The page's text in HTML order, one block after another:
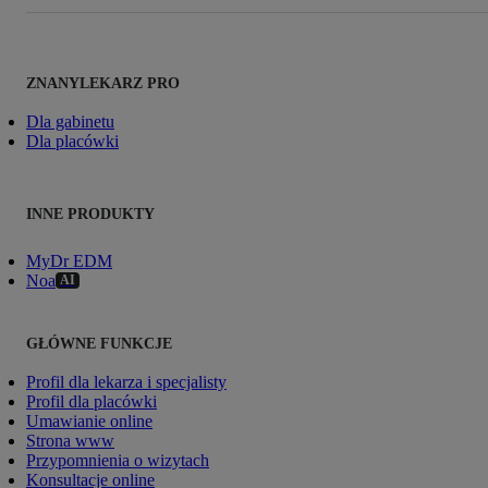
ZNANYLEKARZ PRO
Dla gabinetu
Dla placówki
INNE PRODUKTY
MyDr EDM
Noa AI
GŁÓWNE FUNKCJE
Profil dla lekarza i specjalisty
Profil dla placówki
Umawianie online
Strona www
Przypomnienia o wizytach
Konsultacje online